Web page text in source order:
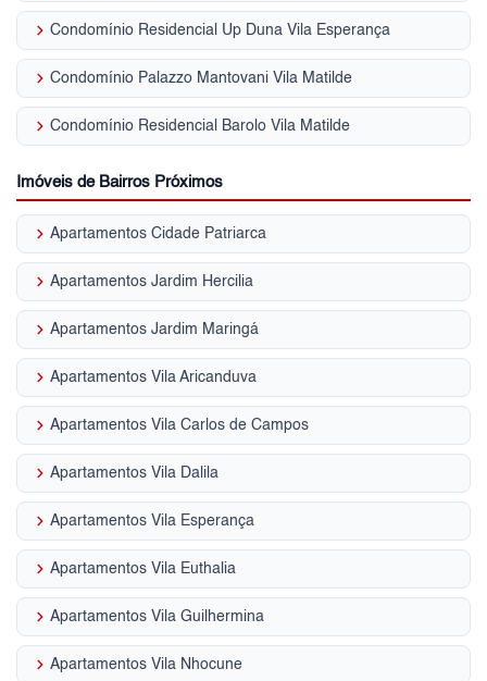
keyboard_arrow_right Condomínio Residencial Up Duna Vila Esperança
keyboard_arrow_right Condomínio Palazzo Mantovani Vila Matilde
keyboard_arrow_right Condomínio Residencial Barolo Vila Matilde
Imóveis de Bairros Próximos
keyboard_arrow_right Apartamentos Cidade Patriarca
keyboard_arrow_right Apartamentos Jardim Hercilia
keyboard_arrow_right Apartamentos Jardim Maringá
keyboard_arrow_right Apartamentos Vila Aricanduva
keyboard_arrow_right Apartamentos Vila Carlos de Campos
keyboard_arrow_right Apartamentos Vila Dalila
keyboard_arrow_right Apartamentos Vila Esperança
keyboard_arrow_right Apartamentos Vila Euthalia
keyboard_arrow_right Apartamentos Vila Guilhermina
keyboard_arrow_right Apartamentos Vila Nhocune